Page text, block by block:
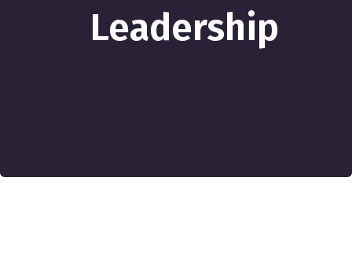
Leadership